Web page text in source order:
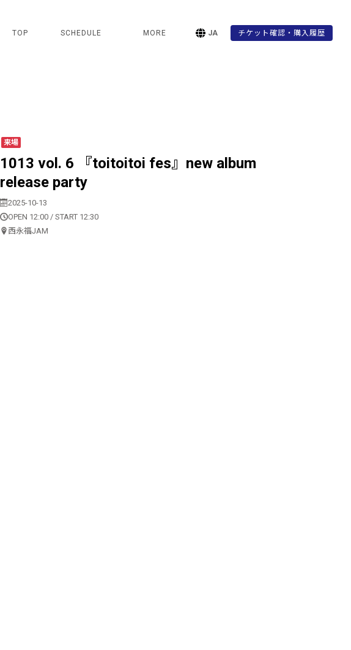
TOP SCHEDULE MORE JA チケット確認・購入履歴
来場
1013 vol. 6 『toitoitoi fes』new album
release party
2025-10-13
OPEN 12:00 / START 12:30
西永福JAM